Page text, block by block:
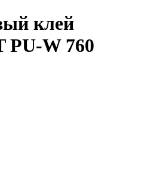
клей
PU-W 760